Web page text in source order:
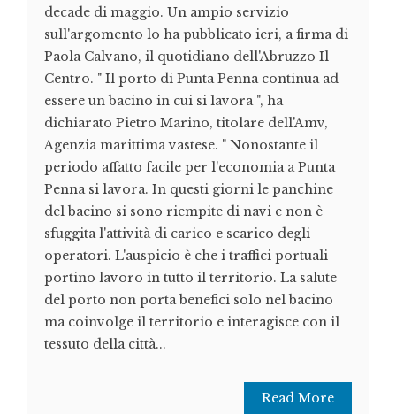
decade di maggio. Un ampio servizio
sull'argomento lo ha pubblicato ieri, a firma di
Paola Calvano, il quotidiano dell'Abruzzo Il
Centro. " Il porto di Punta Penna continua ad
essere un bacino in cui si lavora ", ha
dichiarato Pietro Marino, titolare dell'Amv,
Agenzia marittima vastese. " Nonostante il
periodo affatto facile per l'economia a Punta
Penna si lavora. In questi giorni le panchine
del bacino si sono riempite di navi e non è
sfuggita l'attività di carico e scarico degli
operatori. L'auspicio è che i traffici portuali
portino lavoro in tutto il territorio. La salute
del porto non porta benefici solo nel bacino
ma coinvolge il territorio e interagisce con il
tessuto della città...
Read More